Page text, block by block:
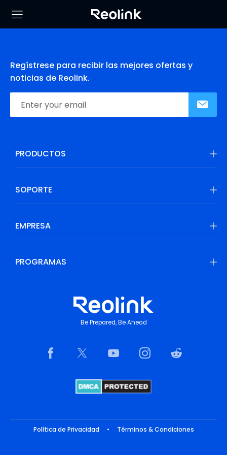
Regístrese para recibir las mejores ofertas y
noticias de Reolink.
PRODUCTOS
SOPORTE
EMPRESA
PROGRAMAS
Be Prepared, Be Ahead
Política de Privacidad • Términos & Condiciones